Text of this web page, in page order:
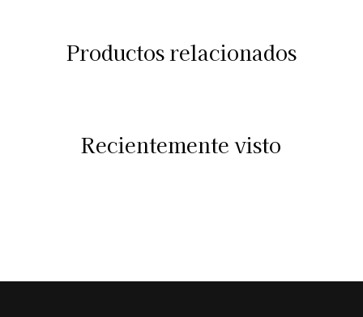
Productos relacionados
Recientemente visto